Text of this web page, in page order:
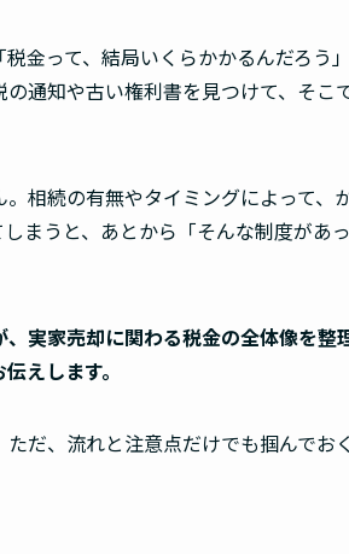
金って、結局いくらかかるんだろう
通知や古い権利書を見つけて、そこ
相続の有無やタイミングによって、
まうと、あとから「そんな制度があ
、実家売却に関わる税金の全体像を整
えします。
だ、流れと注意点だけでも掴んでお